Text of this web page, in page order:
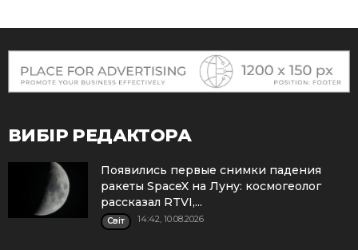
ВИБІР РЕДАКТОРА
Появились первые снимки падения
ракеты SpaceX на Луну: космогеолог
рассказал RTVI,...
Cвіт 14:42, 10.08.2026